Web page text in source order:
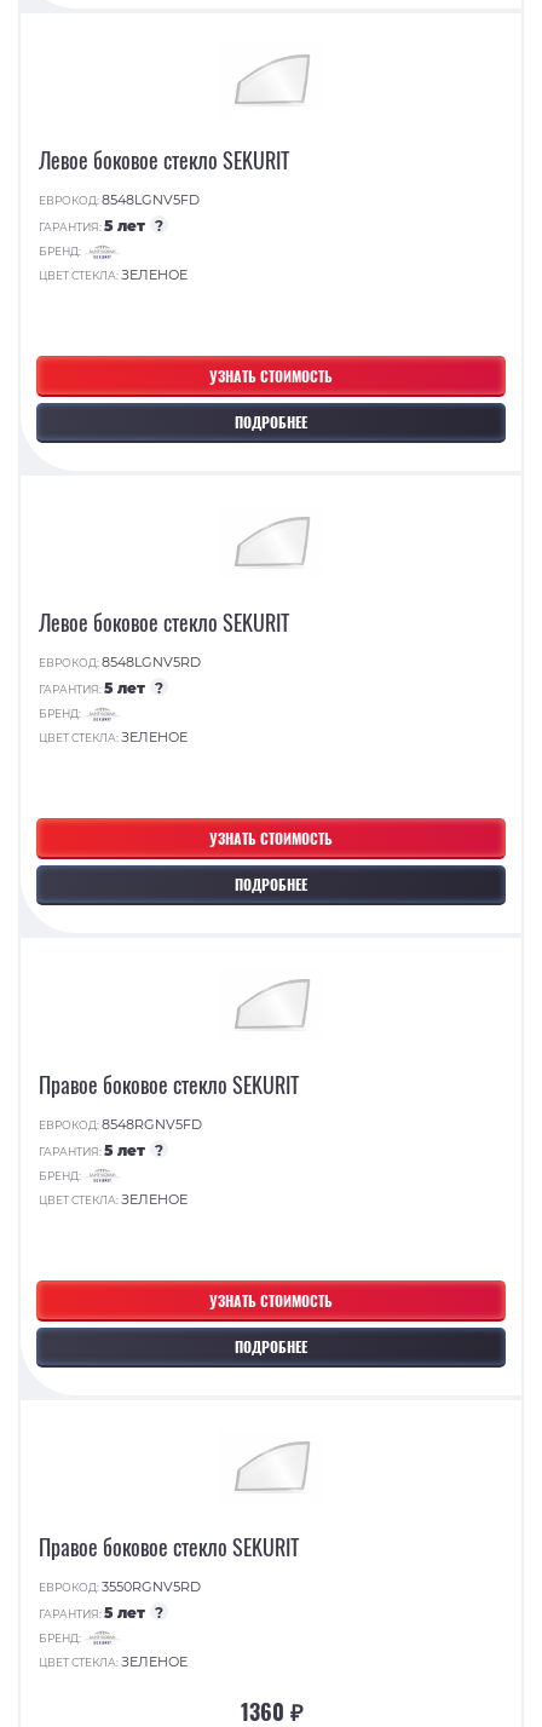
УЗНАТЬ СТОИМОСТЬ
ПОДРОБНЕЕ
Левое боковое стекло SEKURIT
ЕВРОКОД:8548LGNV5FD
ГАРАНТИЯ:5 лет ?
БРЕНД:
ЦВЕТ СТЕКЛА:ЗЕЛЕНОЕ
УЗНАТЬ СТОИМОСТЬ
ПОДРОБНЕЕ
Левое боковое стекло SEKURIT
ЕВРОКОД:8548LGNV5RD
ГАРАНТИЯ:5 лет ?
БРЕНД:
ЦВЕТ СТЕКЛА:ЗЕЛЕНОЕ
УЗНАТЬ СТОИМОСТЬ
ПОДРОБНЕЕ
Правое боковое стекло SEKURIT
ЕВРОКОД:8548RGNV5FD
ГАРАНТИЯ:5 лет ?
БРЕНД:
ЦВЕТ СТЕКЛА:ЗЕЛЕНОЕ
Правое боковое стекло SEKURIT
ЕВРОКОД:3550RGNV5RD
ГАРАНТИЯ:5 лет ?
БРЕНД:
ЦВЕТ СТЕКЛА:ЗЕЛЕНОЕ
1360 ₽